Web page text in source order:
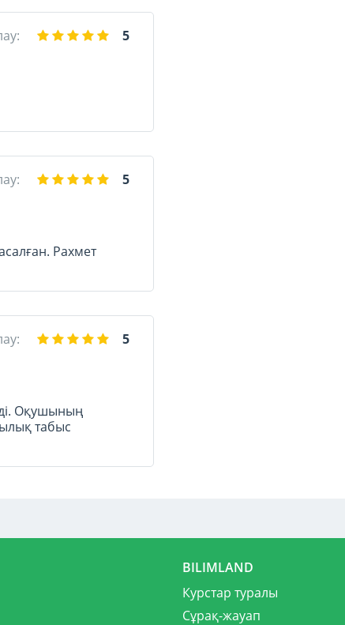
5
5
Рахмет
5
Оқушының
табыс
BILIMLAND
Курстар туралы
Сұрақ-жауап